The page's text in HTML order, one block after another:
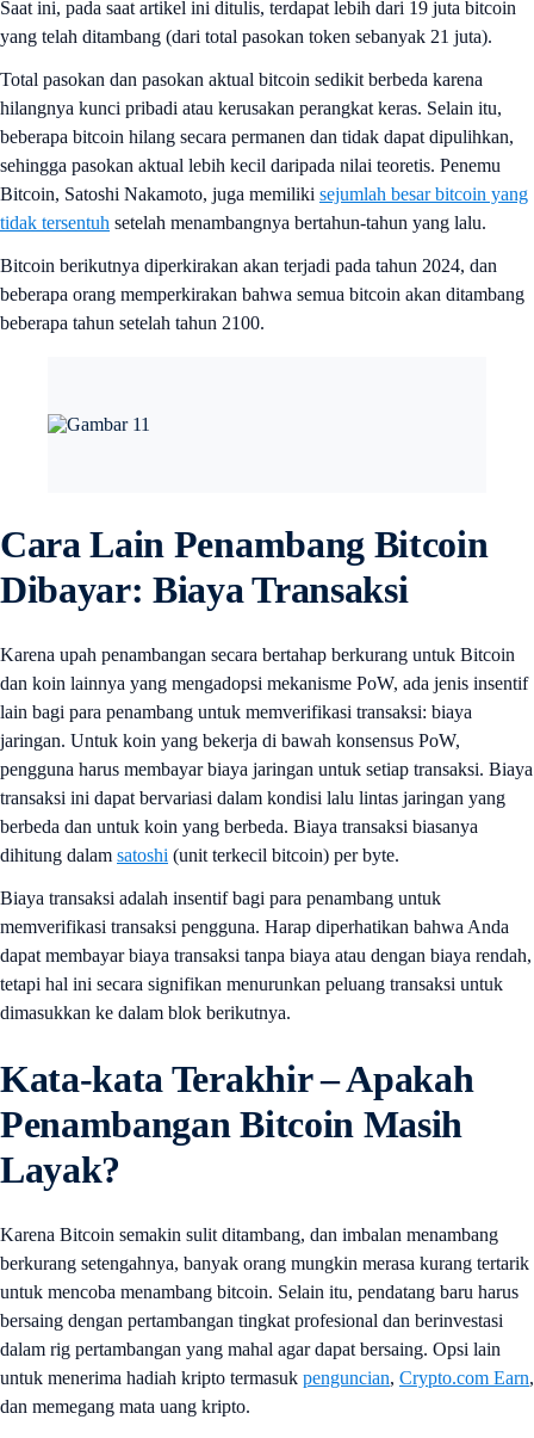
Saat ini, pada saat artikel ini ditulis, terdapat lebih dari 19 juta bitcoin
yang telah ditambang (dari total pasokan token sebanyak 21 juta).
Total pasokan dan pasokan aktual bitcoin sedikit berbeda karena
hilangnya kunci pribadi atau kerusakan perangkat keras. Selain itu,
beberapa bitcoin hilang secara permanen dan tidak dapat dipulihkan,
sehingga pasokan aktual lebih kecil daripada nilai teoretis. Penemu
Bitcoin, Satoshi Nakamoto, juga memiliki sejumlah besar bitcoin yang
tidak tersentuh setelah menambangnya bertahun-tahun yang lalu.
Bitcoin berikutnya diperkirakan akan terjadi pada tahun 2024, dan
beberapa orang memperkirakan bahwa semua bitcoin akan ditambang
beberapa tahun setelah tahun 2100.
Cara Lain Penambang Bitcoin
Dibayar: Biaya Transaksi
Karena upah penambangan secara bertahap berkurang untuk Bitcoin
dan koin lainnya yang mengadopsi mekanisme PoW, ada jenis insentif
lain bagi para penambang untuk memverifikasi transaksi: biaya
jaringan. Untuk koin yang bekerja di bawah konsensus PoW,
pengguna harus membayar biaya jaringan untuk setiap transaksi. Biaya
transaksi ini dapat bervariasi dalam kondisi lalu lintas jaringan yang
berbeda dan untuk koin yang berbeda. Biaya transaksi biasanya
dihitung dalam satoshi (unit terkecil bitcoin) per byte.
Biaya transaksi adalah insentif bagi para penambang untuk
memverifikasi transaksi pengguna. Harap diperhatikan bahwa Anda
dapat membayar biaya transaksi tanpa biaya atau dengan biaya rendah,
tetapi hal ini secara signifikan menurunkan peluang transaksi untuk
dimasukkan ke dalam blok berikutnya.
Kata-kata Terakhir – Apakah
Penambangan Bitcoin Masih
Layak?
Karena Bitcoin semakin sulit ditambang, dan imbalan menambang
berkurang setengahnya, banyak orang mungkin merasa kurang tertarik
untuk mencoba menambang bitcoin. Selain itu, pendatang baru harus
bersaing dengan pertambangan tingkat profesional dan berinvestasi
dalam rig pertambangan yang mahal agar dapat bersaing. Opsi lain
untuk menerima hadiah kripto termasuk penguncian, Crypto.com Earn,
dan memegang mata uang kripto.